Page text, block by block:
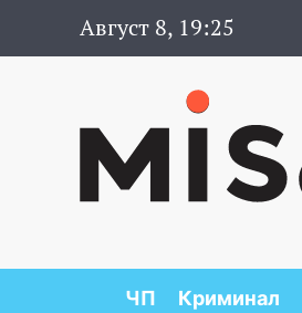
Август 8, 19:25
ЧП Криминал